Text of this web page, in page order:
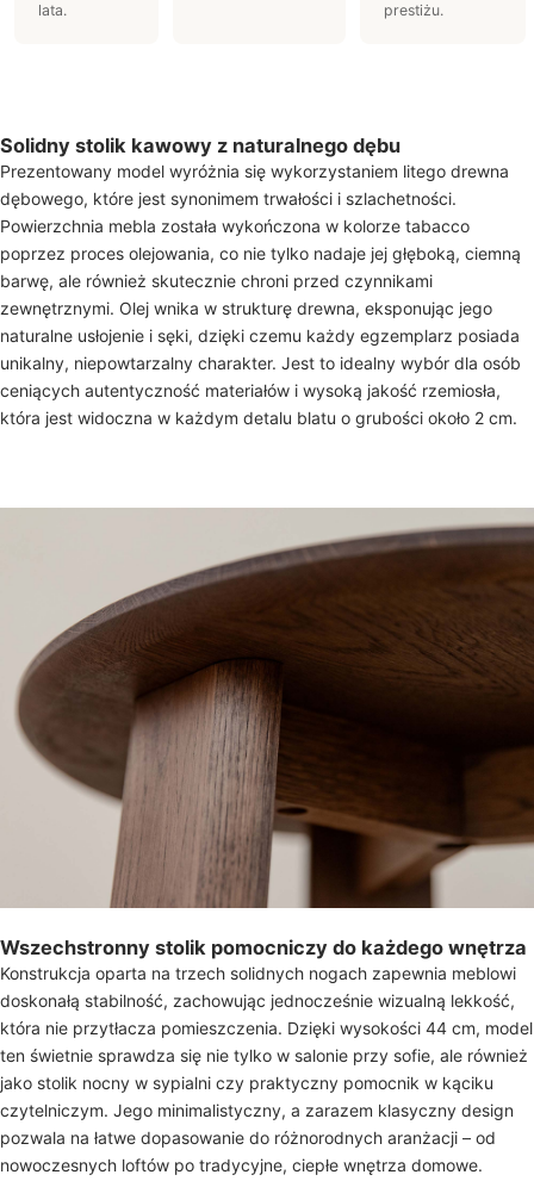
lata.
prestiżu.
Solidny stolik kawowy z naturalnego dębu
Prezentowany model wyróżnia się wykorzystaniem litego drewna
dębowego, które jest synonimem trwałości i szlachetności.
Powierzchnia mebla została wykończona w kolorze tabacco
poprzez proces olejowania, co nie tylko nadaje jej głęboką, ciemną
barwę, ale również skutecznie chroni przed czynnikami
zewnętrznymi. Olej wnika w strukturę drewna, eksponując jego
naturalne usłojenie i sęki, dzięki czemu każdy egzemplarz posiada
unikalny, niepowtarzalny charakter. Jest to idealny wybór dla osób
ceniących autentyczność materiałów i wysoką jakość rzemiosła,
która jest widoczna w każdym detalu blatu o grubości około 2 cm.
Wszechstronny stolik pomocniczy do każdego wnętrza
Konstrukcja oparta na trzech solidnych nogach zapewnia meblowi
doskonałą stabilność, zachowując jednocześnie wizualną lekkość,
która nie przytłacza pomieszczenia. Dzięki wysokości 44 cm, model
ten świetnie sprawdza się nie tylko w salonie przy sofie, ale również
jako stolik nocny w sypialni czy praktyczny pomocnik w kąciku
czytelniczym. Jego minimalistyczny, a zarazem klasyczny design
pozwala na łatwe dopasowanie do różnorodnych aranżacji – od
nowoczesnych loftów po tradycyjne, ciepłe wnętrza domowe.